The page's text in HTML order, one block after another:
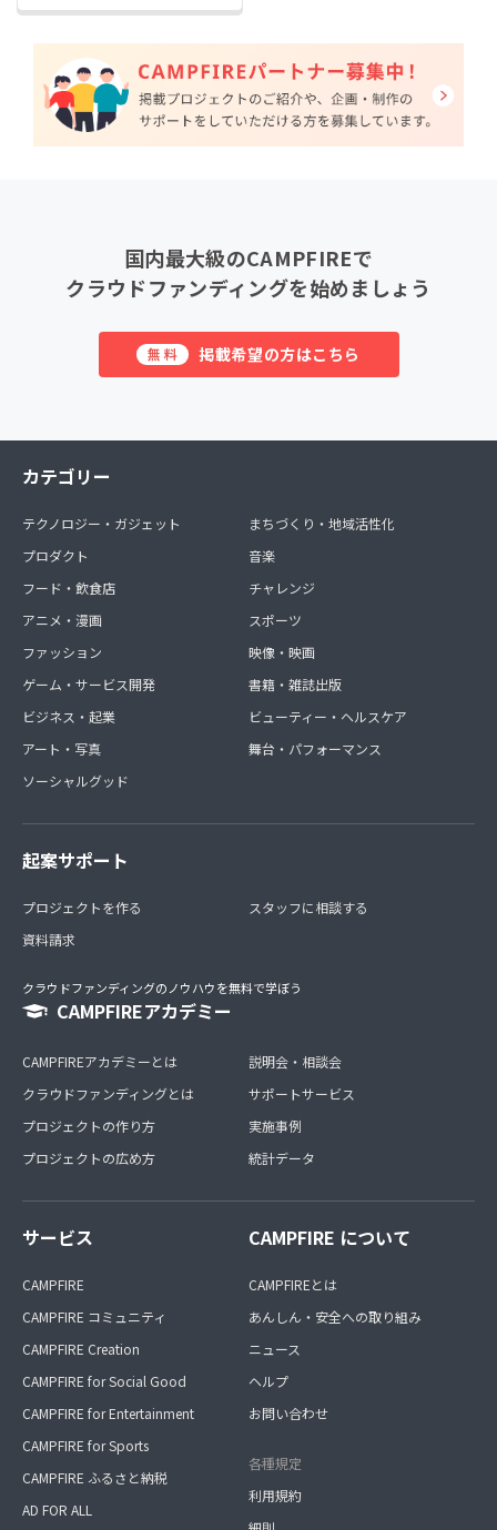
国内最大級のCAMPFIREで
クラウドファンディングを始めましょう
無料 掲載希望の方はこちら
カテゴリー
テクノロジー・ガジェット
プロダクト
フード・飲食店
アニメ・漫画
ファッション
ゲーム・サービス開発
ビジネス・起業
アート・写真
ソーシャルグッド
まちづくり・地域活性化
音楽
チャレンジ
スポーツ
映像・映画
書籍・雑誌出版
ビューティー・ヘルスケア
舞台・パフォーマンス
起案サポート
プロジェクトを作る
資料請求
スタッフに相談する
クラウドファンディングのノウハウを無料で学ぼう
CAMPFIREアカデミー
CAMPFIREアカデミーとは
クラウドファンディングとは
プロジェクトの作り方
プロジェクトの広め方
説明会・相談会
サポートサービス
実施事例
統計データ
サービス
CAMPFIRE
CAMPFIRE コミュニティ
CAMPFIRE Creation
CAMPFIRE for Social Good
CAMPFIRE for Entertainment
CAMPFIRE for Sports
CAMPFIRE ふるさと納税
AD FOR ALL
CAMPFIRE について
CAMPFIREとは
あんしん・安全への取り組み
ニュース
ヘルプ
お問い合わせ
各種規定
利用規約